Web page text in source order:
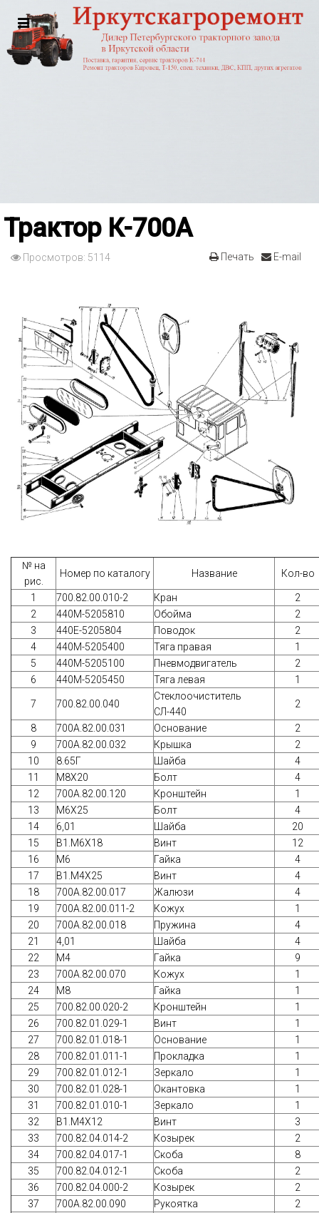
Трактор К-700А
Печать E-mail
Просмотров: 5114
№ на
рис.
Номер по каталогу Название Кол-во
1 700.82.00.010-2 Кран
2
2
440М-5205810 Обойма
2
3
440Е-5205804 Поводок
2
4
440М-5205400 Тяга правая
1
5
440М-5205100 Пневмодвигатель
2
6
440М-5205450 Тяга левая 1
7 700.82.00.040
Стеклоочиститель
СЛ-440
2
8 700А.82.00.031 Основание
2
9
700А.82.00.032 Крышка
2
10
8.65Г Шайба
4
11
М8Х20 Болт
4
12
700А.82.00.120 Кронштейн
1
13
М6Х25 Болт
4
14
6,01 Шайба
20
15
В1.М6Х18 Винт
12
16
М6 Гайка
4
17
В1.М4Х25 Винт
4
18
700А.82.00.017 Жалюзи
4
19
700А.82.00.011-2 Кожух
1
20
700А.82.00.018 Пружина
4
21
4,01 Шайба
4
22
М4 Гайка
9
23
700А.82.00.070 Кожух
1
24
М8 Гайка
1
25
700.82.00.020-2 Кронштейн
1
26
700.82.01.029-1 Винт
1
27
700.82.01.018-1 Основание
1
28
700.82.01.011-1 Прокладка
1
29
700.82.01.012-1 Зеркало
1
30
700.82.01.028-1 Окантовка
1
31
700.82.01.010-1 Зеркало
1
32
В1.М4Х12 Винт
3
33
700.82.04.014-2 Козырек
2
34
700.82.04.017-1 Скоба
8
35
700.82.04.012-1 Скоба
2
36
700.82.04.000-2 Козырек
2
37
700А.82.00.090 Рукоятка
2